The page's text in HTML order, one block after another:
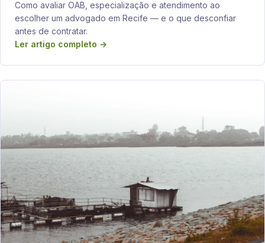
Como avaliar OAB, especialização e atendimento ao
escolher um advogado em Recife — e o que desconfiar
antes de contratar.
Ler artigo completo →